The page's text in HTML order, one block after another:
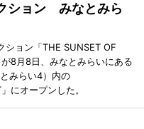
ション みなとみら
ション「THE SUNSET OF
8月8日、みなとみらいにある
みらい4）内の
にオープンした。